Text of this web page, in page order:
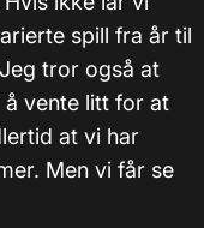
spill fra år til
tror også at
vente litt for at
at vi har
Men vi får se